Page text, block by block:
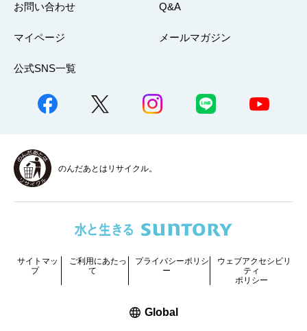
お問い合わせ Q&A
マイページ メールマガジン
公式SNS一覧
のんだあとはリサイクル。
サイトマッ
プ
ご利用にあたっ
て
プライバシーポリシ
ー
ウェブアクセシビリ
ティ
ポリシー
Global